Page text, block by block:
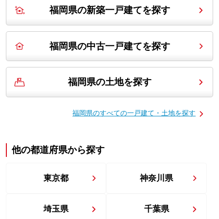
福岡県の新築一戸建てを探す
福岡県の中古一戸建てを探す
福岡県の土地を探す
福岡県のすべての一戸建て・土地を探す
他の都道府県から探す
東京都 神奈川県
埼玉県 千葉県